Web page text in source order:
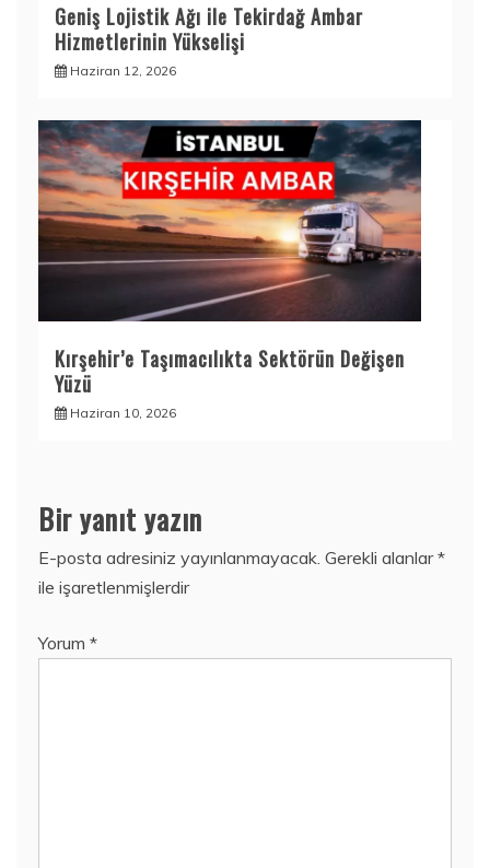
Geniş Lojistik Ağı ile Tekirdağ Ambar
Hizmetlerinin Yükselişi
Haziran 12, 2026
Kırşehir’e Taşımacılıkta Sektörün Değişen
Yüzü
Haziran 10, 2026
Bir yanıt yazın
E-posta adresiniz yayınlanmayacak. Gerekli alanlar*
ile işaretlenmişlerdir
Yorum *